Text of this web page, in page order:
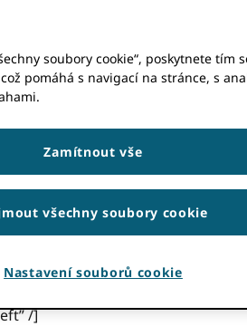
機関 の 募
mohou být nepřesné.
/]
soubory cookie“, poskytnete tím
pomáhá s navigací na stránce, s
Zamítnout vše
všechny soubory cookie
Nastavení souborů cookie